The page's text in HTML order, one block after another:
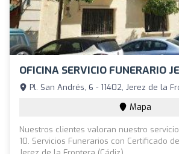
OFICINA SERVICIO FUNERARIO
Pl. San Andrés, 6 - 11402, Jerez de la
Mapa
Nuestros clientes valoran nuestro
10. Servicios Funerarios con Certificado